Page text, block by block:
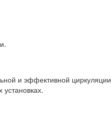
и эффективной циркуляции